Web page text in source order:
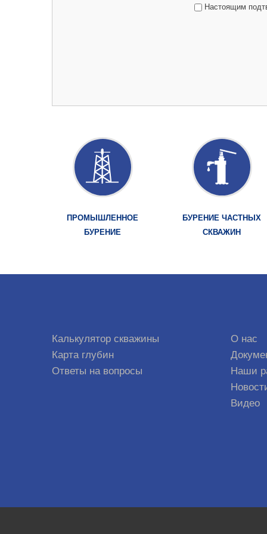
Настоящим
ПРОМЫШЛЕННОЕ
БУРЕНИЕ
БУРЕНИЕ ЧАСТНЫХ
СКВАЖИН
Калькулятор скважины
Карта глубин
Ответы на вопросы
О нас
Наши
Видео